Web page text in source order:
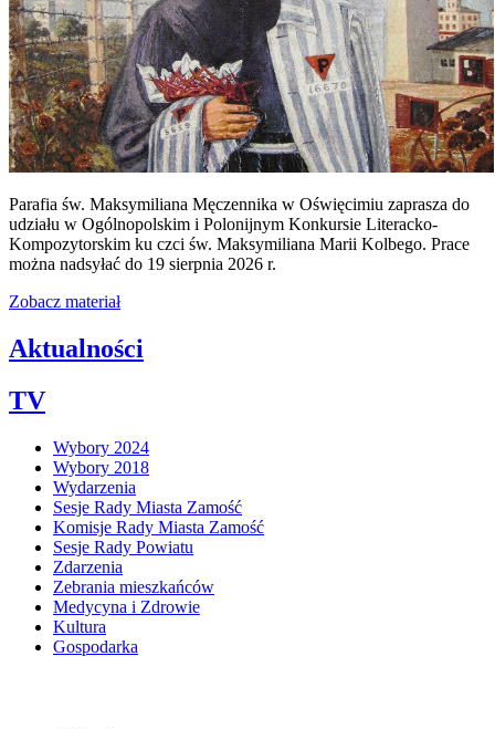
Parafia św. Maksymiliana Męczennika w Oświęcimiu zaprasza do
udziału w Ogólnopolskim i Polonijnym Konkursie Literacko-
Kompozytorskim ku czci św. Maksymiliana Marii Kolbego. Prace
można nadsyłać do 19 sierpnia 2026 r.
Zobacz materiał
Aktualności
TV
Wybory 2024
Wybory 2018
Wydarzenia
Sesje Rady Miasta Zamość
Komisje Rady Miasta Zamość
Sesje Rady Powiatu
Zdarzenia
Zebrania mieszkańców
Medycyna i Zdrowie
Kultura
Gospodarka